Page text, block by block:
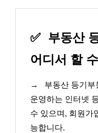
✅ 부동산
어디서 할
→
부동산 등기부
운영하는 인터넷
수 있으며, 회원가
능합니다.